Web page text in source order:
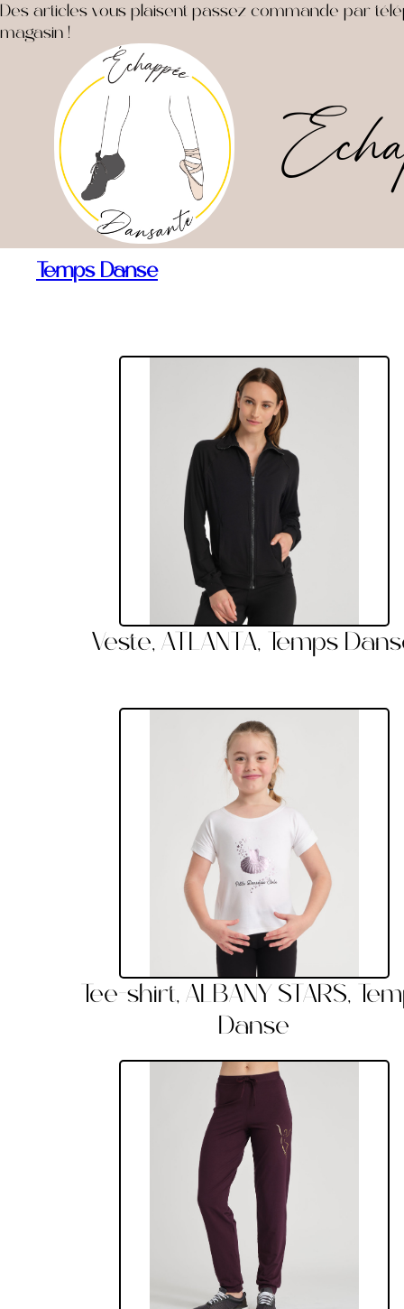
Des articles vous plaisent passez commande par
magasin !
Temps Danse
Veste, ATLANTA, Temps
Tee-shirt, ALBANY STARS,
Danse